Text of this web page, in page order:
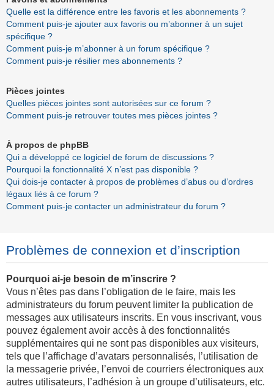
Quelle est la différence entre les favoris et les abonnements ?
Comment puis-je ajouter aux favoris ou m’abonner à un sujet
spécifique ?
Comment puis-je m’abonner à un forum spécifique ?
Comment puis-je résilier mes abonnements ?
Pièces jointes
Quelles pièces jointes sont autorisées sur ce forum ?
Comment puis-je retrouver toutes mes pièces jointes ?
À propos de phpBB
Qui a développé ce logiciel de forum de discussions ?
Pourquoi la fonctionnalité X n’est pas disponible ?
Qui dois-je contacter à propos de problèmes d’abus ou d’ordres
légaux liés à ce forum ?
Comment puis-je contacter un administrateur du forum ?
Problèmes de connexion et d’inscription
Pourquoi ai-je besoin de m’inscrire ?
Vous n’êtes pas dans l’obligation de le faire, mais les
administrateurs du forum peuvent limiter la publication de
messages aux utilisateurs inscrits. En vous inscrivant, vous
pouvez également avoir accès à des fonctionnalités
supplémentaires qui ne sont pas disponibles aux visiteurs,
tels que l’affichage d’avatars personnalisés, l’utilisation de
la messagerie privée, l’envoi de courriers électroniques aux
autres utilisateurs, l’adhésion à un groupe d’utilisateurs, etc.